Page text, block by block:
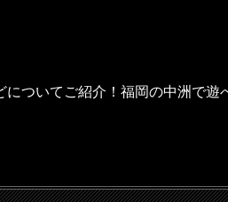
ついてご紹介！福岡の中洲で遊